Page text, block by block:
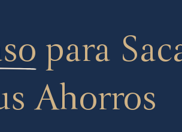
para
Ahorros